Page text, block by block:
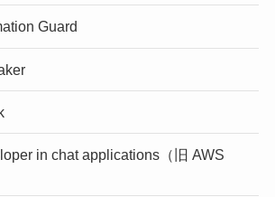
Guard
in chat applications（旧 AWS